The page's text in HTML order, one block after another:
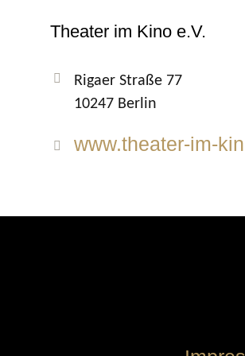
Theater im Kino e.V.
Rigaer Straße 77
10247 Berlin
www.theater-im-